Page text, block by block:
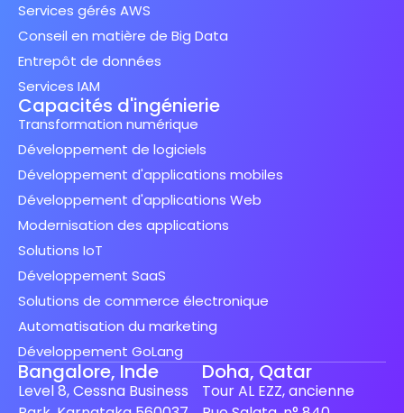
Services gérés AWS
Conseil en matière de Big Data
Entrepôt de données
Services IAM
Capacités d'ingénierie
Transformation numérique
Développement de logiciels
Développement d'applications mobiles
Développement d'applications Web
Modernisation des applications
Solutions IoT
Développement SaaS
Solutions de commerce électronique
Automatisation du marketing
Développement GoLang
Bangalore, Inde
Level 8, Cessna Business
Doha, Qatar
Tour AL EZZ, ancienne